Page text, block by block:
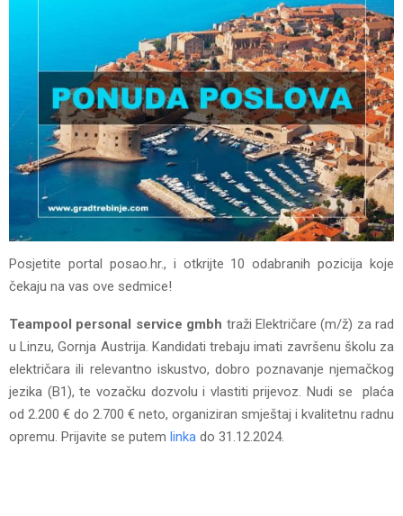
Posjetite portal posao.hr., i otkrijte 10 odabranih pozicija koje
čekaju na vas ove sedmice!
Teampool personal service gmbh traži Električare (m/ž) za rad
u Linzu, Gornja Austrija. Kandidati trebaju imati završenu školu za
električara ili relevantno iskustvo, dobro poznavanje njemačkog
jezika (B1), te vozačku dozvolu i vlastiti prijevoz. Nudi se plaća
od 2.200 € do 2.700 € neto, organiziran smještaj i kvalitetnu radnu
opremu. Prijavite se putem linka do 31.12.2024.